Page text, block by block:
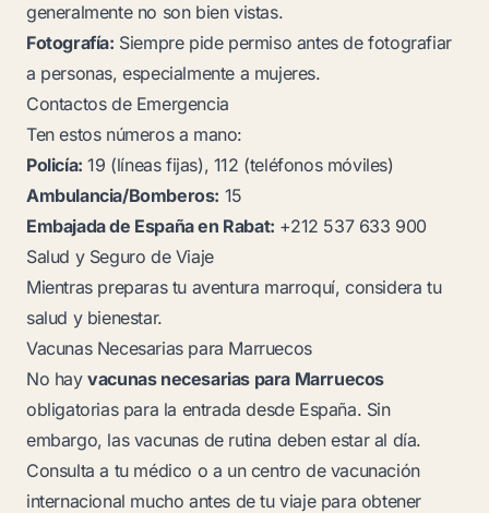
generalmente no son bien vistas.
Fotografía: Siempre pide permiso antes de fotografiar
a personas, especialmente a mujeres.
Contactos de Emergencia
Ten estos números a mano:
Policía: 19 (líneas fijas), 112 (teléfonos móviles)
Ambulancia/Bomberos: 15
Embajada de España en Rabat: +212 537 633 900
Salud y Seguro de Viaje
Mientras preparas tu aventura marroquí, considera tu
salud y bienestar.
Vacunas Necesarias para Marruecos
No hayvacunas necesarias para Marruecos
obligatorias para la entrada desde España. Sin
embargo, las vacunas de rutina deben estar al día.
Consulta a tu médico o a un centro de vacunación
internacional mucho antes de tu viaje para obtener